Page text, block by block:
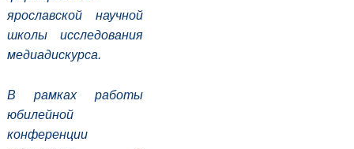
ярославской научной
школы исследования
медиадискурса.
В рамках работы
юбилейной
конференции